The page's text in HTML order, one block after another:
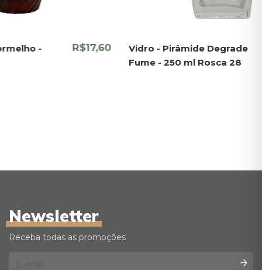
- R$17,60
Vidro - Pirâmide Degrade
Fume - 250 ml Rosca 28
Newsletter
Receba todas as promoções